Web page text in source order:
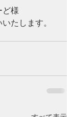
様
たします。